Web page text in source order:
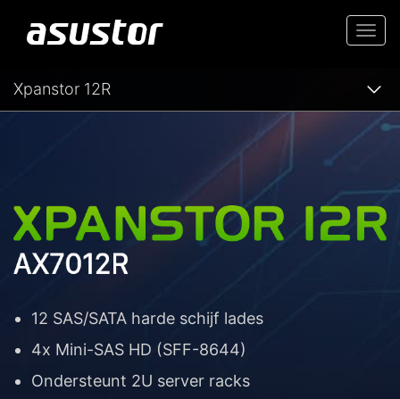
Xpanstor 12R
12 SAS/SATA harde schijf lades
4x Mini-SAS HD (SFF-8644)
Ondersteunt 2U server racks